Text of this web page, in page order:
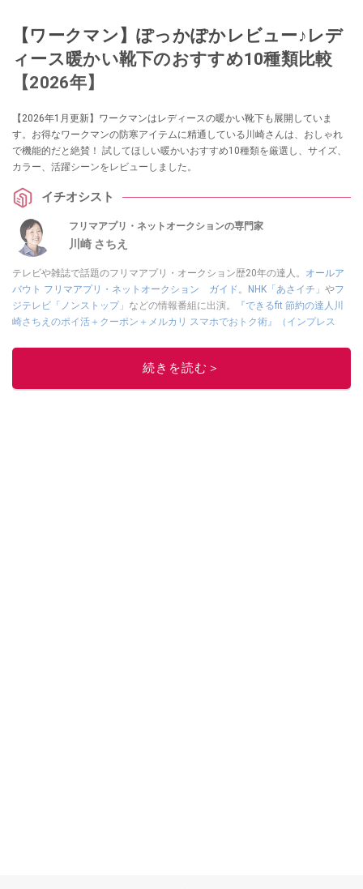
【ワークマン】ぽっかぽかレビュー♪レデ
ィース暖かい靴下のおすすめ10種類比較
【2026年】
【2026年1月更新】ワークマンはレディースの暖かい靴下も展開していま
す。お得なワークマンの防寒アイテムに精通している川崎さんは、おしゃれ
で機能的だと絶賛！ 試してほしい暖かいおすすめ10種類を厳選し、サイズ、
カラー、活躍シーンをレビューしました。
イチオシスト
フリマアプリ・ネットオークションの専門家
川崎 さちえ
テレビや雑誌で話題のフリマアプリ・オークション歴20年の達人。 オールア
バウト フリマアプリ・ネットオークション ガイド 。 NHK「あさイチ」 やフ
ジテレビ「ノンストップ」 などの情報番組に出演。
『できるfit 節約の達人川
崎さちえのポイ活＋クーポン＋メルカリ スマホでおトク術』（インプレス
的に稼ぐ！』（翔泳社刊）
■経歴：2003年、夫が子育てをするために、突然会社を辞める。翌月からの
続きを読む＞